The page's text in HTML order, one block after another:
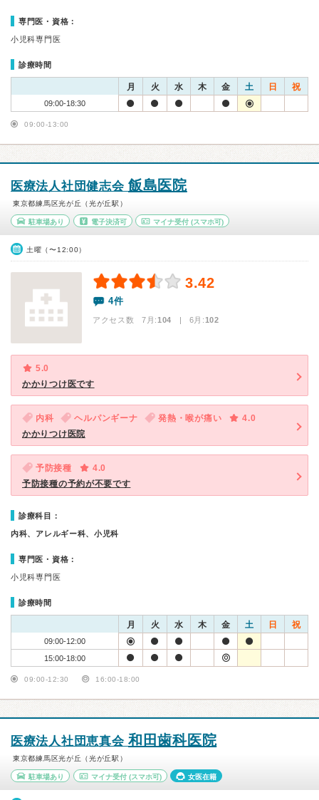
専門医・資格：
小児科専門医
診療時間
月 火 水 木 金 土 日 祝
09:00-18:30
09:00-13:00
医療法人社団健志会 飯島医院
東京都練馬区光が丘（光が丘駅）
駐車場あり 電子決済可 マイナ受付 (スマホ可)
土曜（〜12:00）
3.42
4件
アクセス数 7月:104 | 6月:102
5.0
かかりつけ医です
内科 ヘルパンギーナ 発熱・喉が痛い
4.0
かかりつけ医院
予防接種
4.0
予防接種の予約が不要です
診療科目：
内科、アレルギー科、小児科
専門医・資格：
小児科専門医
診療時間
月 火 水 木 金 土 日 祝
09:00-12:00
15:00-18:00
09:00-12:30 16:00-18:00
医療法人社団恵真会 和田歯科医院
東京都練馬区光が丘（光が丘駅）
駐車場あり マイナ受付(スマホ可) 女医在籍